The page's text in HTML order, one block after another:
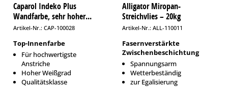
Caparol Indeko Plus
Wandfarbe, sehr hoher...
Artikel-Nr.: CAP-100028
Top-Innenfarbe
Für hochwertigste
Anstriche
Hoher Weißgrad
Qualitätsklasse
Alligator Miropan-
Streichvlies – 20kg
Artikel-Nr.: ALL-110011
Fasernverstärkte
Zwischenbeschichtung
Spannungsarm
Wetterbeständig
zur Egalisierung